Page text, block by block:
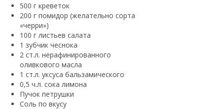
500 г креветок
200 г помидор (желательно сорта
«черри»)
100 г листьев салата
1 зубчик чеснока
2 ст.л. нерафинированного
оливкового масла
1 ст.л. уксуса бальзамического
0,5 ч.л. сока лимона
Пучок петрушки
Соль по вкусу